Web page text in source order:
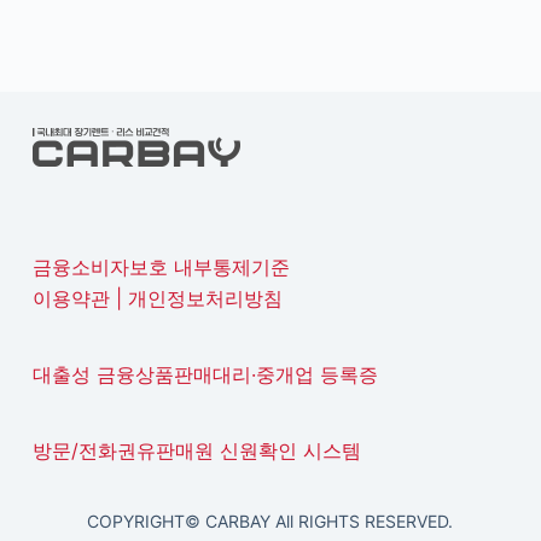
금융소비자보호 내부통제기준
이용약관| 개인정보처리방침
대출성 금융상품판매대리·중개업 등록증
방문/전화권유판매원 신원확인 시스템
COPYRIGHT© CARBAY All RIGHTS RESERVED.